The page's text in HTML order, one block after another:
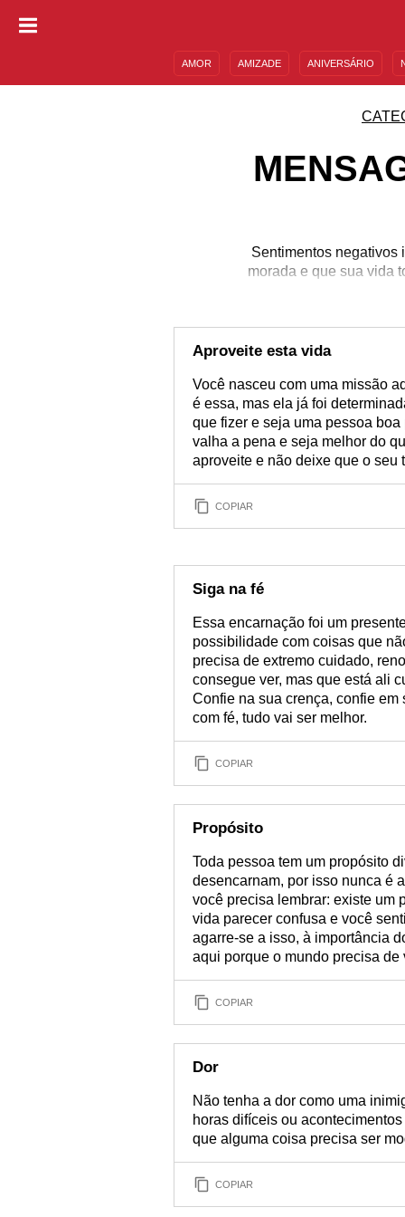
AMOR AMIZADE ANIVERSÁRIO
Sentimentos negativos
morada e que sua vida
Aproveite esta vida
Você nasceu com uma missão
é essa, mas ela já foi
que fizer e seja uma pessoa
valha a pena e seja melhor do
aproveite e não deixe que o seu
COPIAR
Siga na fé
Essa encarnação foi um
possibilidade com coisas que
precisa de extremo cuidado,
consegue ver, mas que está ali
Confie na sua crença, confie
com fé, tudo vai ser melhor.
COPIAR
Propósito
Toda pessoa tem um propósito
desencarnam, por isso nunca é
você precisa lembrar: existe um
vida parecer confusa e você
agarre-se a isso, à importância
aqui porque o mundo precisa de
COPIAR
Dor
Não tenha a dor como uma
horas difíceis ou
que alguma coisa precisa ser
COPIAR